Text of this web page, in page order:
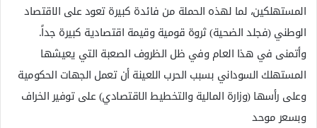
المستهلكين، لما لهذه الحملة من فائدة كبيرة تعود على الاقتصاد
الوطني (فجلد الضحية) ثروة قومية وقيمة اقتصادية كبيرة جداً.
وأتمنى في هذا العام وفي ظل الظروف الصعبة التي يعيشها
المستهلك السوداني بسبب الحرب اللعينة أن تعمل الجهات الحكومية
وعلى رأسها (وزارة المالية والتخطيط الاقتصادي) على توفير الخراف
وبسعر موحد